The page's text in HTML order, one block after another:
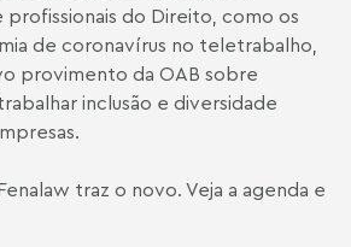
do Direito, como os
de coronavírus no teletrabalho,
provimento da OAB sobre
inclusão e diversidade
traz o novo. Veja a agenda e